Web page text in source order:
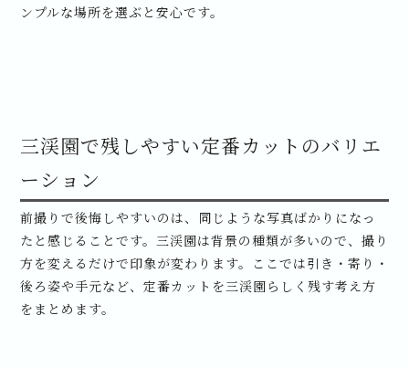
ンプルな場所を選ぶと安心です。
三渓園で残しやすい定番カットのバリエ
ーション
前撮りで後悔しやすいのは、同じような写真ばかりになっ
たと感じることです。三渓園は背景の種類が多いので、撮り
方を変えるだけで印象が変わります。ここでは引き・寄り・
後ろ姿や手元など、定番カットを三渓園らしく残す考え方
をまとめます。